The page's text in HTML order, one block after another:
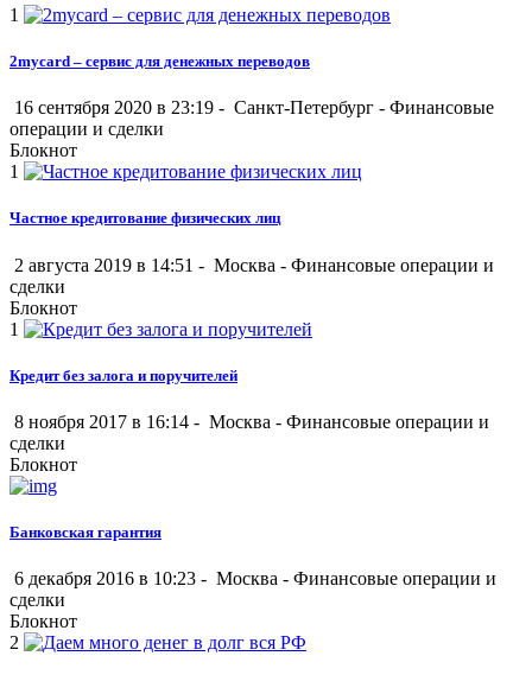
1
2mycard – сервис для денежных переводов
16 сентября 2020 в 23:19 - Санкт-Петербург - Финансовые
операции и сделки
Блокнот
1
Частное кредитование физических лиц
2 августа 2019 в 14:51 - Москва - Финансовые операции и
сделки
Блокнот
1
Кредит без залога и поручителей
8 ноября 2017 в 16:14 - Москва - Финансовые операции и
сделки
Блокнот
Банковская гарантия
6 декабря 2016 в 10:23 - Москва - Финансовые операции и
сделки
Блокнот
2